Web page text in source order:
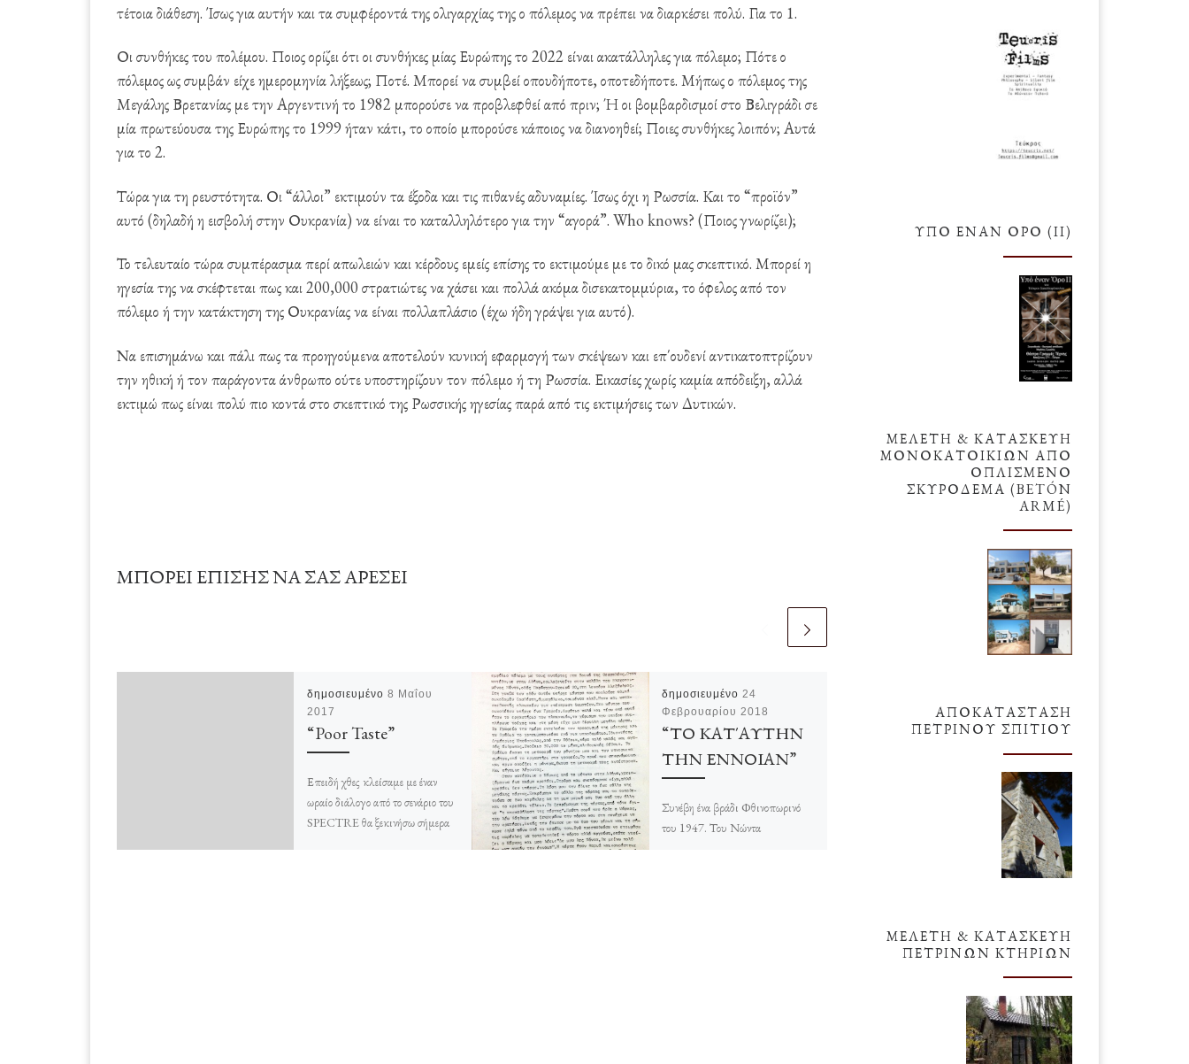
τέτοια διάθεση. Ίσως για αυτήν και τα συμφέροντά της ολιγαρχίας της ο πόλεμος να πρέπει να διαρκέσει πολύ. Για το 1.
Οι συνθήκες του πολέμου. Ποιος ορίζει ότι οι συνθήκες μίας Ευρώπης το 2022 είναι ακατάλληλες για πόλεμο; Πότε ο
πόλεμος ως συμβάν είχε ημερομηνία λήξεως; Ποτέ. Μπορεί να συμβεί οπουδήποτε, οποτεδήποτε. Μήπως ο πόλεμος της
Μεγάλης Βρετανίας με την Αργεντινή το 1982 μπορούσε να προβλεφθεί από πριν; Ή οι βομβαρδισμοί στο Βελιγράδι σε
μία πρωτεύουσα της Ευρώπης το 1999 ήταν κάτι, το οποίο μπορούσε κάποιος να διανοηθεί; Ποιες συνθήκες λοιπόν; Αυτά
για το 2.
Τώρα για τη ρευστότητα. Οι “άλλοι” εκτιμούν τα έξοδα και τις πιθανές αδυναμίες. Ίσως όχι η Ρωσσία. Και το “προϊόν”
αυτό (δηλαδή η εισβολή στην Ουκρανία) να είναι το καταλληλότερο για την “αγορά”. Who knows? (Ποιος γνωρίζει);
Το τελευταίο τώρα συμπέρασμα περί απωλειών και κέρδους εμείς επίσης το εκτιμούμε με το δικό μας σκεπτικό. Μπορεί η
ηγεσία της να σκέφτεται πως και 200,000 στρατιώτες να χάσει και πολλά ακόμα δισεκατομμύρια, το όφελος από τον
πόλεμο ή την κατάκτηση της Ουκρανίας να είναι πολλαπλάσιο (έχω ήδη γράψει για αυτό).
Να επισημάνω και πάλι πως τα προηγούμενα αποτελούν κυνική εφαρμογή των σκέψεων και επ΄ουδενί αντικατοπτρίζουν
την ηθική ή τον παράγοντα άνθρωπο ούτε υποστηρίζουν τον πόλεμο ή τη Ρωσσία. Εικασίες χωρίς καμία απόδειξη, αλλά
εκτιμώ πως είναι πολύ πιο κοντά στο σκεπτικό της Ρωσσικής ηγεσίας παρά από τις εκτιμήσεις των Δυτικών.
ΜΠΟΡΕΊ ΕΠΊΣΗΣ ΝΑ ΣΑΣ ΑΡΈΣΕΙ
δημοσιευμένο 8 Μαΐου
2017
“Poor Taste”
Επειδή χθες κλείσαμε με έναν
ωραίο διάλογο από το σενάριο του
SPECTRE θα ξεκινήσω σήμερα
δημοσιευμένο 24
Φεβρουαρίου 2018
“ΤΟ ΚΑΤ΄ΑΥΤΗΝ
ΤΗΝ ΕΝΝΟΙΑΝ”
Συνέβη ένα βράδι Φθινοπωρινό
του 1947. Του Νώντα
Αυγούστου 2018
Ανασχηματισμός
Ειλικρινά νιώθω πολύ άβολα
όταν αναφέρομαι στον πατέρα μου.
Γνωρίζω πως πάρα πολλοί
αναγνώστες μου είτε δεν γνώρισαν
πατέρα είτε έχουν μάλλον […]
ΥΠΌ ΈΝΑΝ ΌΡΟ (ΙΙ)
ΜΕΛΕΤΗ & ΚΑΤΑΣΚΕΥΗ
ΜΟΝΟΚΑΤΟΙΚΙΩΝ ΑΠΟ
ΟΠΛΙΣΜΕΝΟ
ΣΚΥΡΟΔΕΜΑ (BETÓN
ARMÉ)
ΑΠΟΚΑΤΆΣΤΑΣΗ
ΠΈΤΡΙΝΟΥ ΣΠΙΤΙΟΎ
ΜΕΛΈΤΗ & ΚΑΤΑΣΚΕΥΉ
ΠΈΤΡΙΝΩΝ ΚΤΗΡΊΩΝ